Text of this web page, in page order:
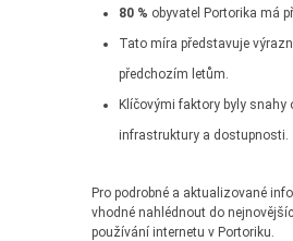
80 % obyvatel Portorika má
Tato míra představuje
předchozím letům.
Klíčovými faktory byly snahy
infrastruktury a dostupnosti.
Pro podrobné a aktualizované
vhodné nahlédnout do
používání internetu v Portoriku.